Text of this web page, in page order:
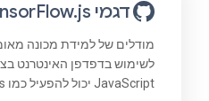
דגמי TensorFlow.js
מודלים של למידת מכונה
לשימוש בדפדפן האינטרנט
JavaScript יכול להפעיל כמו Node.js.